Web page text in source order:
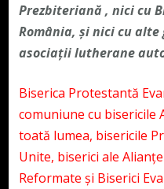
Prezbiteriană , nici cu
România, și nici cu
asociații lutherane
Biserica Protestantă
comuniune cu bisericile
toată lumea, bisericile
Unite, biserici ale
Reformate și Biserici